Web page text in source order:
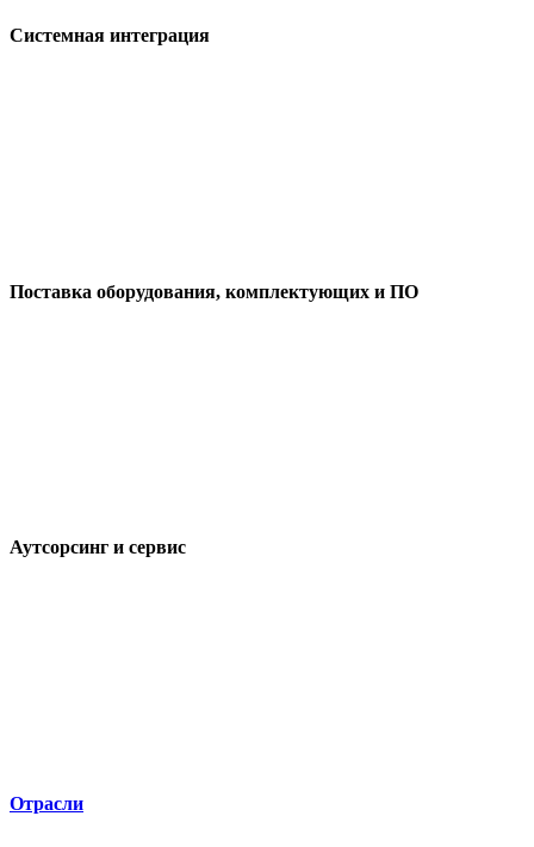
Системная интеграция
Поставка оборудования, комплектующих и ПО
Аутсорсинг и сервис
Отрасли